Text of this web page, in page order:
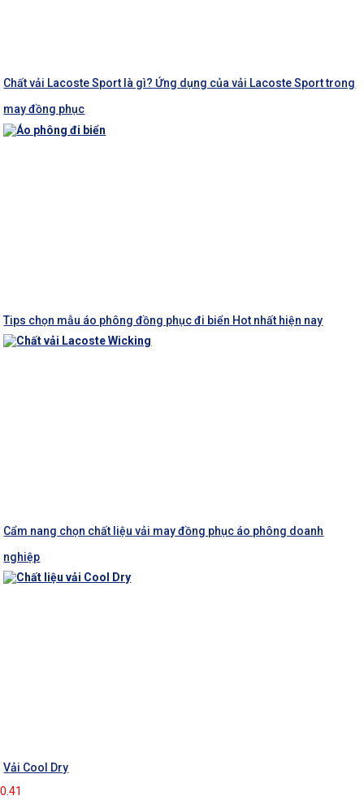
Chất vải Lacoste Sport là gì? Ứng dụng của vải Lacoste Sport trong
may đồng phục
Tips chọn mẫu áo phông đồng phục đi biển Hot nhất hiện nay
Cẩm nang chọn chất liệu vải may đồng phục áo phông doanh
nghiệp
Vải Cool Dry